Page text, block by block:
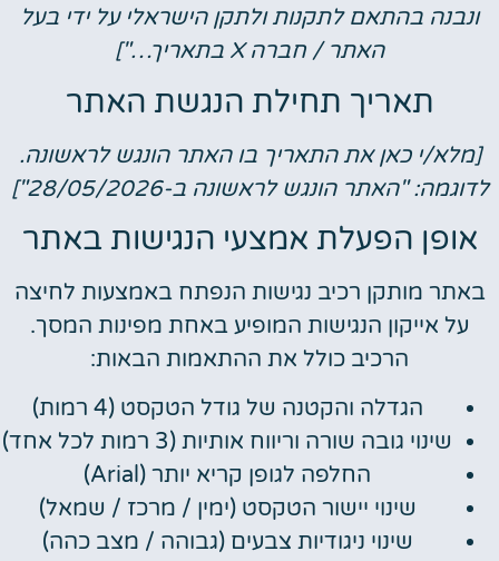
ונבנה בהתאם לתקנות ולתקן הישראלי על ידי בעל
האתר / חברה X בתאריך…"]
תאריך תחילת הנגשת האתר
[מלא/י כאן את התאריך בו האתר הונגש לראשונה.
לדוגמה: "האתר הונגש לראשונה ב-28/05/2026"]
אופן הפעלת אמצעי הנגישות באתר
באתר מותקן רכיב נגישות הנפתח באמצעות לחיצה
על אייקון הנגישות המופיע באחת מפינות המסך.
הרכיב כולל את ההתאמות הבאות:
הגדלה והקטנה של גודל הטקסט (4 רמות)
שינוי גובה שורה וריווח אותיות (3 רמות לכל אחד)
החלפה לגופן קריא יותר (Arial)
שינוי יישור הטקסט (ימין / מרכז / שמאל)
שינוי ניגודיות צבעים (גבוהה / מצב כהה)